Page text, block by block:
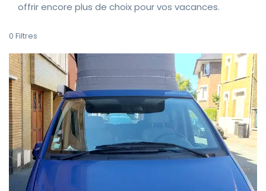
offrir encore plus de choix pour vos vacances.
0 Filtres